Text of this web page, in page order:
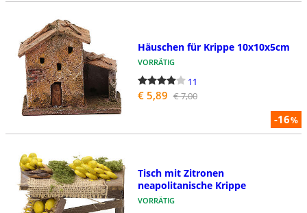
-16%
Häuschen für Krippe 10x10x5cm
VORRÄTIG
11
€ 5,89 € 7,00
Tisch mit Zitronen
neapolitanische Krippe
VORRÄTIG